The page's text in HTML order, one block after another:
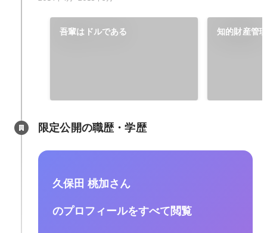
吾輩はドルである 知的財産管
限定公開の職歴・学歴
久保田 桃加さん
のプロフィールをすべて閲覧